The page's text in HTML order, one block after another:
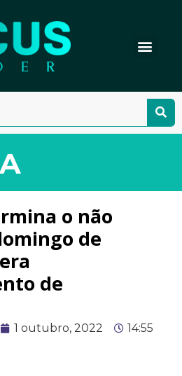
o não
de
de
1 outubro, 2022 14:55